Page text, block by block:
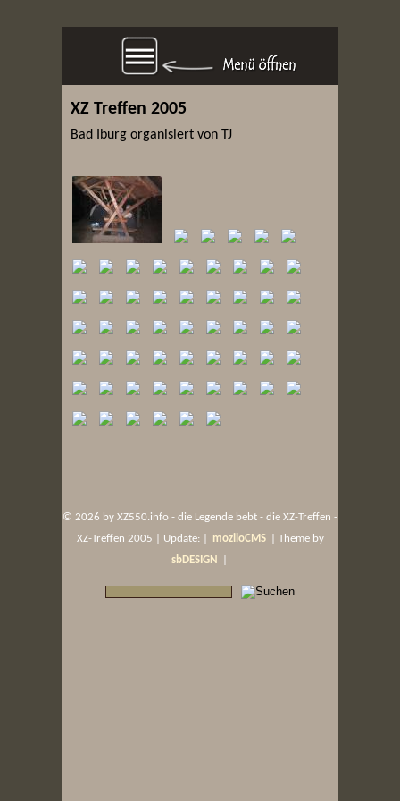
XZ Treffen 2005
Bad Iburg organisiert von TJ
© 2026 by XZ550.info - die Legende bebt - die XZ-Treffen -
XZ-Treffen 2005 | Update: |
moziloCMS
| Theme by
sbDESIGN